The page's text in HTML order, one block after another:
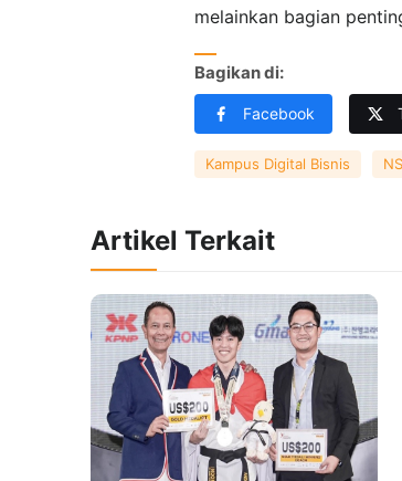
melainkan bagian
Bagikan di:
Facebook
Kampus Digital Bisnis
Artikel Terkait